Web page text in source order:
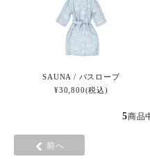
SAUNA / バスローブ
¥30,800(税込)
5商品
前へ